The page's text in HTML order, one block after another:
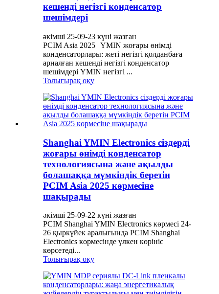
кешенді негізгі конденсатор
шешімдері
әкімші 25-09-23 күні жазған
PCIM Asia 2025 | YMIN жоғары өнімді
конденсаторлары: жеті негізгі қолданбаға
арналған кешенді негізгі конденсатор
шешімдері YMIN негізгі ...
Толығырақ оқу
Shanghai YMIN Electronics сіздерді
жоғары өнімді конденсатор
технологиясына және ақылды
болашаққа мүмкіндік беретін
PCIM Asia 2025 көрмесіне
шақырады
әкімші 25-09-22 күні жазған
PCIM Shanghai YMIN Electronics көрмесі 24-
26 қыркүйек аралығында PCIM Shanghai
Electronics көрмесінде үлкен көрініс
көрсетеді...
Толығырақ оқу